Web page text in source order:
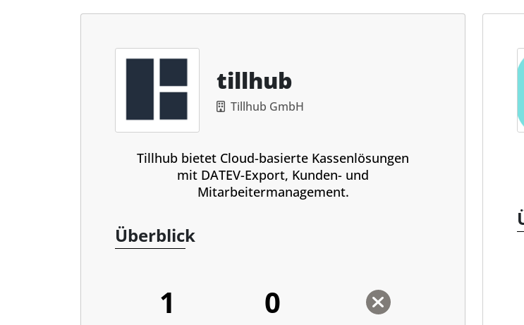
tillhub
Tillhub GmbH
Tillhub bietet Cloud-basierte Kassenlösungen
mit DATEV-Export, Kunden- und
Mitarbeitermanagement.
Überblick
1 0